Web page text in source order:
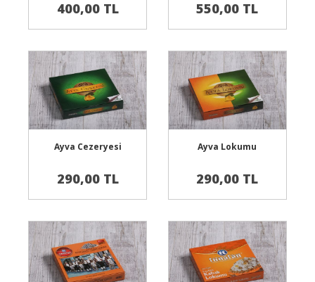
400,00 TL 550,00 TL
Sepete Ekle
Ayva Cezeryesi
290,00 TL
Sepete Ekle
Ayva Lokumu
290,00 TL